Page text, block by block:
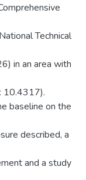
Technical
in an area with
10.4317).
baseline on the
described, a
and a study